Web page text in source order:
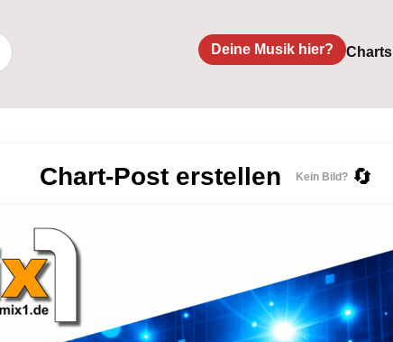
Deine Musik hier? Charts
Chart-Post erstellen Kein Bild? 🔄